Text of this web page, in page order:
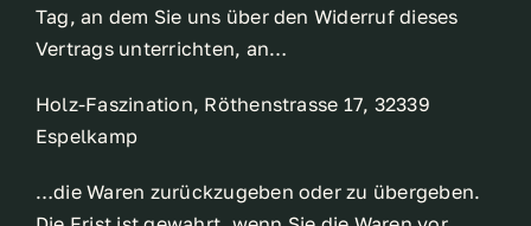
Tag, an dem Sie uns über den Widerruf dieses
Vertrags unterrichten, an…
Holz-Faszination, Röthenstrasse 17, 32339
Espelkamp
…die Waren zurückzugeben oder zu übergeben.